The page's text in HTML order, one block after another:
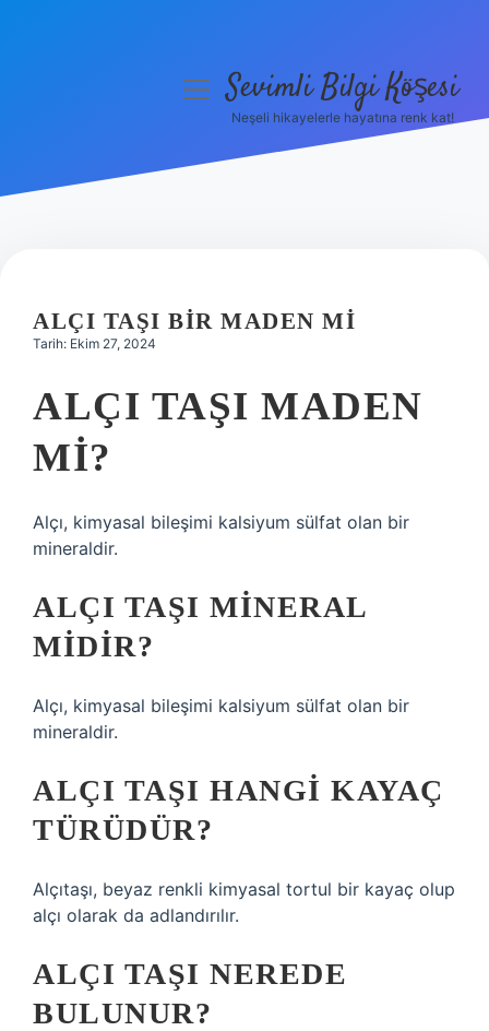
Hakkımızda
menüyüSevimli Bilgi Köşesi
Neşeli hikayelerle hayatına renk kat!
ALÇI TAŞI BIR MADEN MI
Tarih: Ekim 27, 2024
ALÇI TAŞI MADEN
MI?
Alçı, kimyasal bileşimi kalsiyum sülfat olan bir
mineraldir.
ALÇI TAŞI MINERAL
MIDIR?
Alçı, kimyasal bileşimi kalsiyum sülfat olan bir
mineraldir.
ALÇI TAŞI HANGI KAYAÇ
TÜRÜDÜR?
Alçıtaşı, beyaz renkli kimyasal tortul bir kayaç olup
alçı olarak da adlandırılır.
ALÇI TAŞI NEREDE
BULUNUR?